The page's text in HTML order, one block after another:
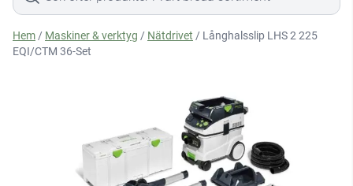
Hem / Maskiner & verktyg / Nätdrivet / Långhalsslip LHS 2 225
EQI/CTM 36-Set